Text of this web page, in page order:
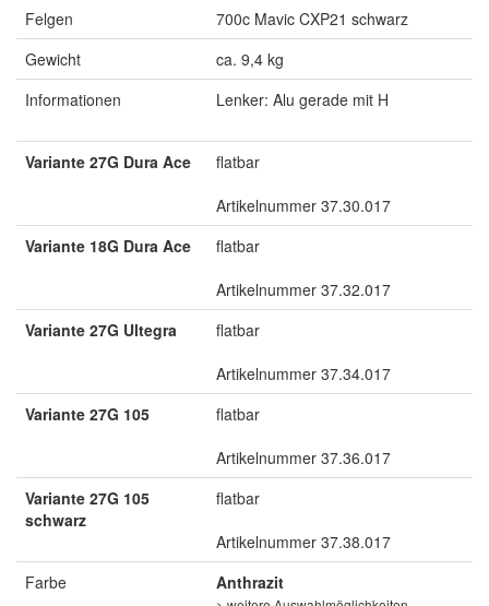
Felgen
700c Mavic CXP21 schwarz
Gewicht
ca. 9,4 kg
Informationen
Lenker: Alu gerade mit H
Variante 27G Dura Ace
flatbar
Artikelnummer 37.30.017
Variante 18G Dura Ace
flatbar
Artikelnummer 37.32.017
Variante 27G Ultegra
flatbar
Artikelnummer 37.34.017
Variante 27G 105
flatbar
Artikelnummer 37.36.017
Variante 27G 105
schwarz
flatbar
Artikelnummer 37.38.017
Farbe
Anthrazit